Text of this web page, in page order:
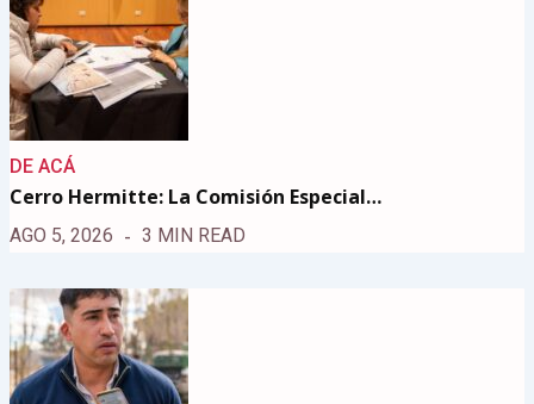
DE ACÁ
Cerro Hermitte: La Comisión Especial…
AGO 5, 2026 3 MIN READ